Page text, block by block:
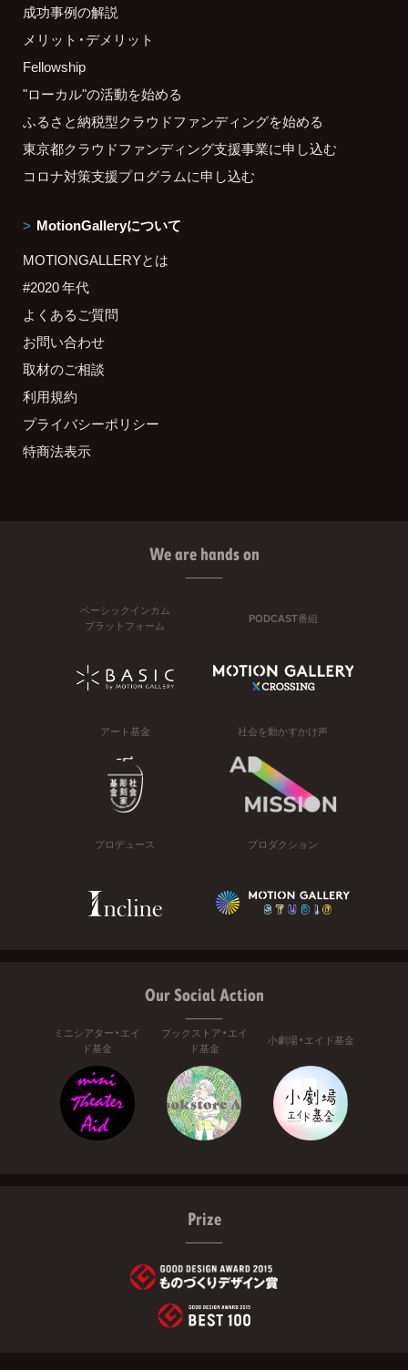
成功事例の解説
メリット・デメリット
Fellowship
"ローカル"の活動を始める
ふるさと納税型クラウドファンディングを始める
東京都クラウドファンディング支援事業に申し込む
コロナ対策支援プログラムに申し込む
MotionGalleryについて
MOTIONGALLERYとは
#2020 年代
よくあるご質問
お問い合わせ
取材のご相談
利用規約
プライバシーポリシー
特商法表示
We are hands on
ベーシックインカム
プラットフォーム
PODCAST番組
アート基金 社会を動かすかけ声
プロデュース プロダクション
Our Social Action
ミニシアター・エイ
ド基金
ブックストア・エイ
ド基金
小劇場・エイド基金
Prize